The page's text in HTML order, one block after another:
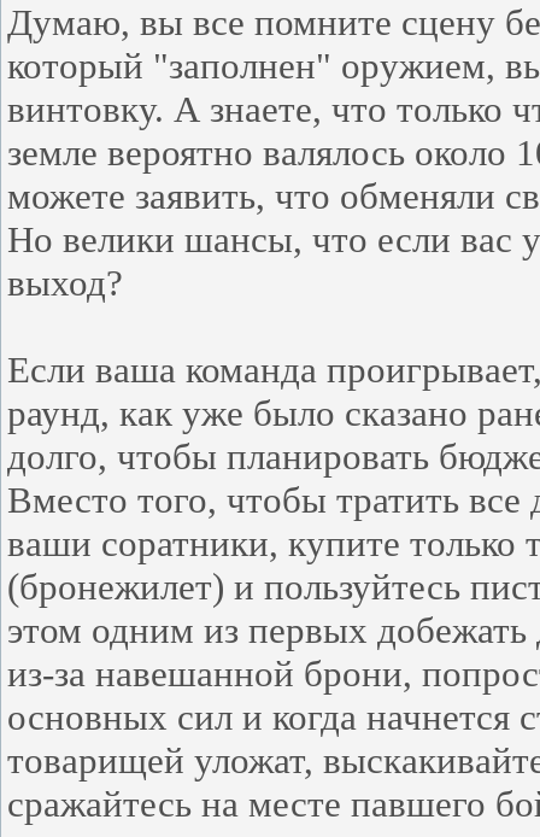
Думаю, вы все помните сцену
который "заполнен" оружием,
винтовку. А знаете, что только
земле вероятно валялось
можете заявить, что обменяли
Но велики шансы, что если вас
выход?
Если ваша команда
раунд, как уже было сказано
долго, чтобы планировать
Вместо того, чтобы тратить
ваши соратники, купите только
(бронежилет) и пользуйтесь
этом одним из первых добежать
из-за навешанной брони,
основных сил и когда начнется
товарищей уложат,
сражайтесь на месте павшего